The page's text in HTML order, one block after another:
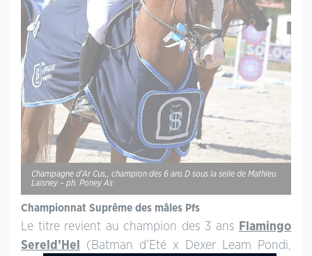
Champagne d’Ar Cus,, champion des 6 ans D sous la selle de Mathieu
Laisney – ph. Poney As
Championnat Suprême des mâles Pfs
Le titre revient au champion des 3 ans
Flamingo
Sereld’Hel
(Batman d’Eté x Dexer Leam Pondi,